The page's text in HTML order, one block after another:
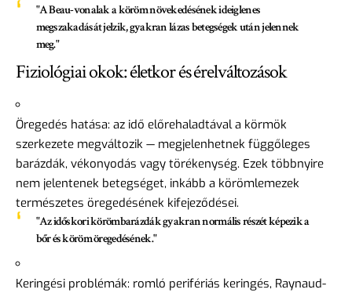
"A Beau-vonalak a köröm növekedésének ideiglenes
megszakadását jelzik, gyakran lázas betegségek után jelennek
meg."
Fiziológiai okok: életkor és érelváltozások
Öregedés hatása: az idő előrehaladtával a körmök
szerkezete megváltozik — megjelenhetnek függőleges
barázdák, vékonyodás vagy törékenység. Ezek többnyire
nem jelentenek betegséget, inkább a körömlemezek
természetes öregedésének kifejeződései.
"Az időskori körömbarázdák gyakran normális részét képezik a
bőr és köröm öregedésének."
Keringési problémák: romló perifériás keringés, Raynaud-